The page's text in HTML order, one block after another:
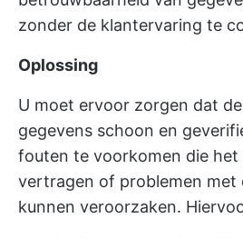
zonder de klantervaring te
Oplossing
U moet ervoor zorgen dat
gegevens schoon en
fouten te voorkomen die het
vertragen of problemen met
kunnen veroorzaken.